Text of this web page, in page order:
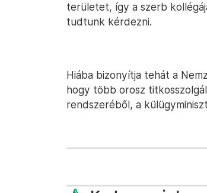
területet, így a szerb
tudtunk kérdezni.
Hiába bizonyítja tehát a
hogy több orosz
rendszeréből, a